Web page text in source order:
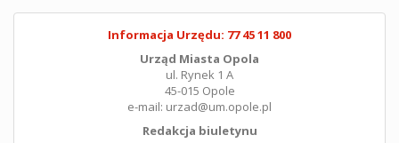
Informacja Urzędu: 77 45 11 800
Urząd Miasta Opola
ul. Rynek 1 A
45-015 Opole
e-mail: urzad@um.opole.pl
Redakcja biuletynu